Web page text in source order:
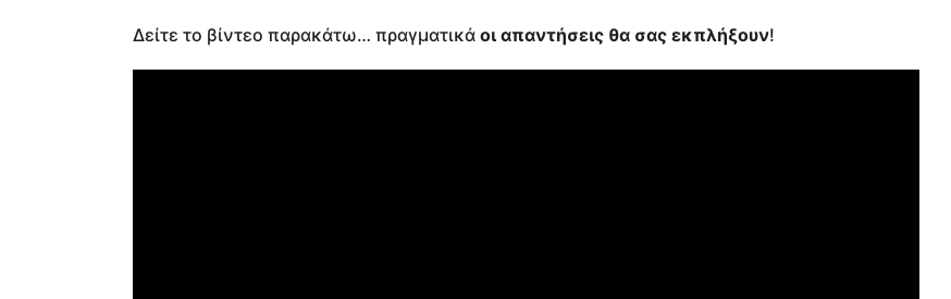
Δείτε το βίντεο παρακάτω… πραγματικά οι απαντήσεις θα σας εκπλήξουν!